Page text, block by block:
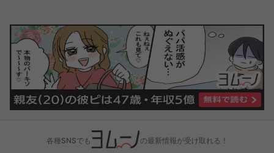
各種SNSでも の最新情報が受け取れる！